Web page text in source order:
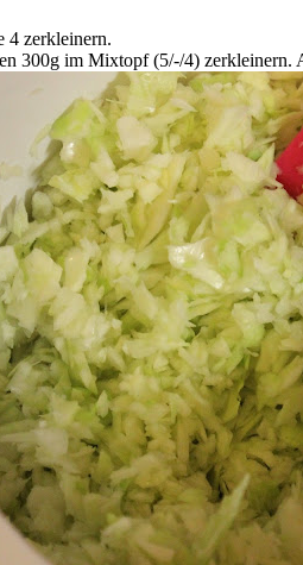
4 zerkleinern.
300g im Mixtopf (5/-/4) zerkleinern.